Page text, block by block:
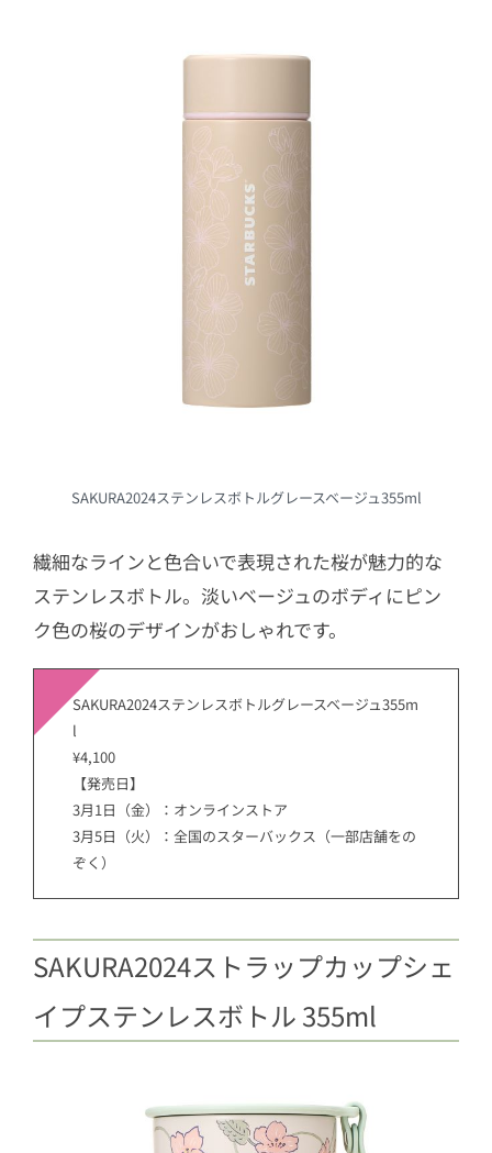
SAKURA2024ステンレスボトルグレースベージュ355ml
繊細なラインと色合いで表現された桜が魅力的な
ステンレスボトル。淡いベージュのボディにピン
ク色の桜のデザインがおしゃれです。
SAKURA2024ステンレスボトルグレースベージュ355m
l
¥4,100
【発売日】
3月1日（金）：オンラインストア
3月5日（火）：全国のスターバックス（一部店舗をの
ぞく）
SAKURA2024ストラップカップシェ
イプステンレスボトル 355ml